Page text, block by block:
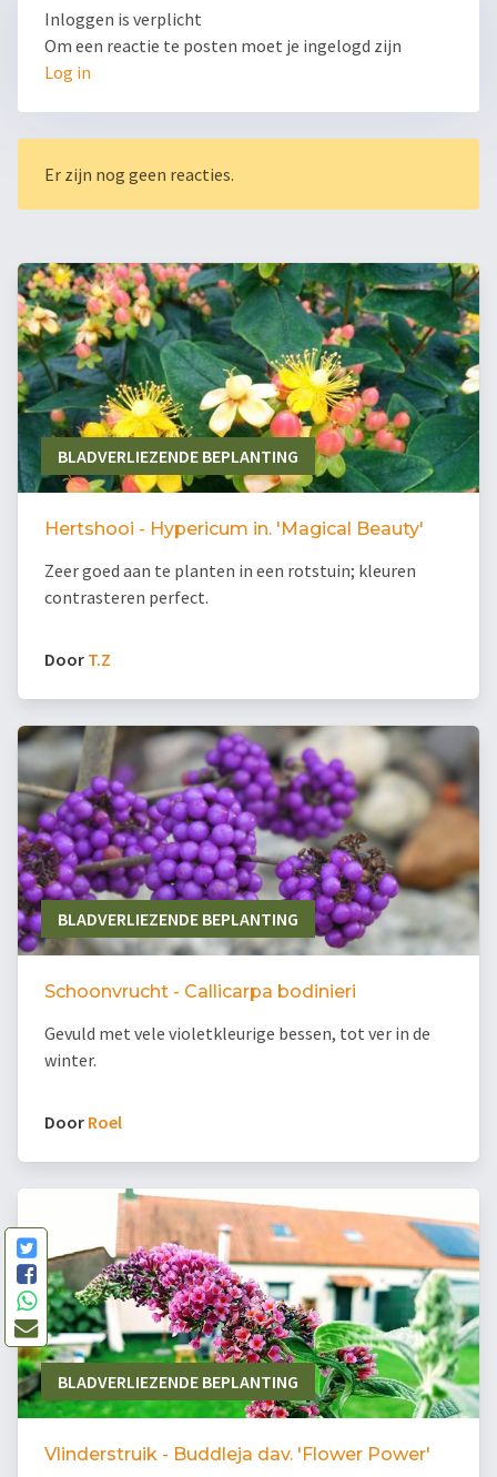
Inloggen is verplicht
Om een reactie te posten moet je ingelogd zijn
Log in
Er zijn nog geen reacties.
BLADVERLIEZENDE BEPLANTING
Hertshooi - Hypericum in. 'Magical Beauty'
Zeer goed aan te planten in een rotstuin; kleuren
contrasteren perfect.
Door T.Z
BLADVERLIEZENDE BEPLANTING
Schoonvrucht - Callicarpa bodinieri
Gevuld met vele violetkleurige bessen, tot ver in de
winter.
Door Roel
BLADVERLIEZENDE BEPLANTING
Vlinderstruik - Buddleja dav. 'Flower Power'